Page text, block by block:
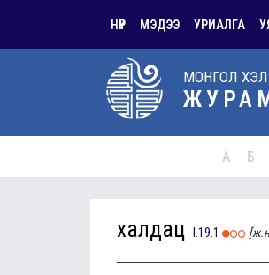
НҮҮР МЭДЭЭ УРИАЛГА
МОНГОЛ
А Б
халдац I.19.1